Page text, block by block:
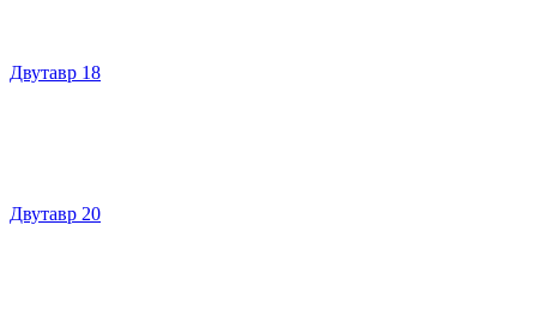
Двутавр 18
Двутавр 20